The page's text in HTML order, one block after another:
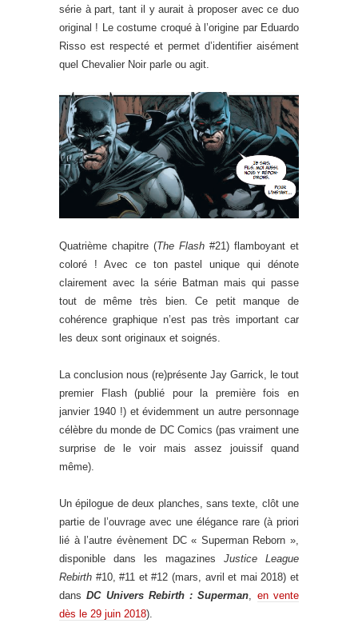
série à part, tant il y aurait à proposer avec ce duo
original ! Le costume croqué à l’origine par Eduardo
Risso est respecté et permet d’identifier aisément
quel Chevalier Noir parle ou agit.
Quatrième chapitre (The Flash #21) flamboyant et
coloré ! Avec ce ton pastel unique qui dénote
clairement avec la série Batman mais qui passe
tout de même très bien. Ce petit manque de
cohérence graphique n’est pas très important car
les deux sont originaux et soignés.
La conclusion nous (re)présente Jay Garrick, le tout
premier Flash (publié pour la première fois en
janvier 1940 !) et évidemment un autre personnage
célèbre du monde de DC Comics (pas vraiment une
surprise de le voir mais assez jouissif quand
même).
Un épilogue de deux planches, sans texte, clôt une
partie de l’ouvrage avec une élégance rare (à priori
lié à l’autre évènement DC « Superman Reborn »,
disponible dans les magazines Justice League
Rebirth #10, #11 et #12 (mars, avril et mai 2018) et
dansDC Univers Rebirth : Superman
en vente
dès le 29 juin 2018).